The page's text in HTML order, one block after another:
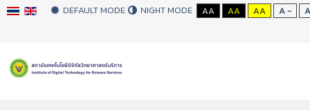
DEFAULT MODE NIGHT MODE AA AA AA A - A